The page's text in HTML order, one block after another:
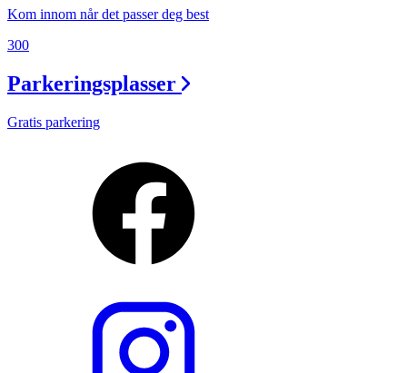
Kom innom når det passer deg best
300
Parkeringsplasser
Gratis parkering